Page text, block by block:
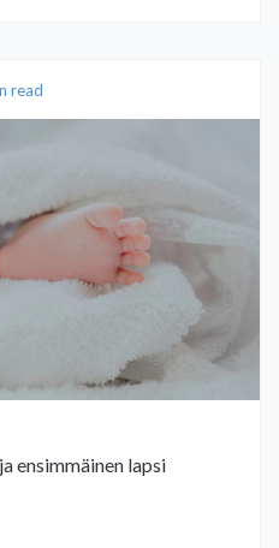
read
ensimmäinen lapsi